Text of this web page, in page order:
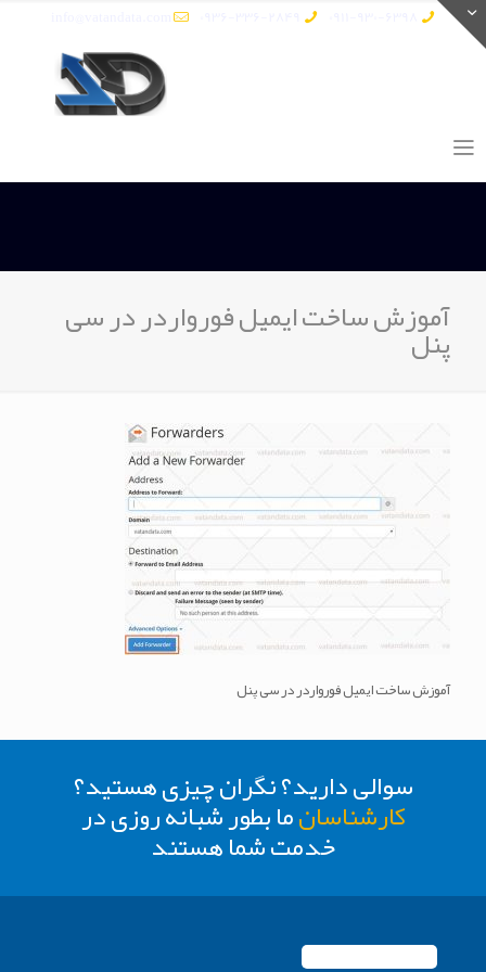
آموزش ساخت ایمیل فورواردر در سی
پنل
آموزش ساخت ایمیل فورواردر در سی پنل
سوالی دارید؟ نگران چیزی هستید؟
کارشناسانما بطور شبانه روزی در
خدمت شما هستند